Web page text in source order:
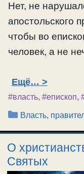
Нет, не
апостольского
чтобы во
человек, а не
Ещё…
#власть, #епископ,
Рубрики
Власть,
О
Святых